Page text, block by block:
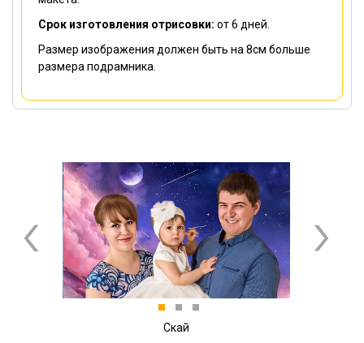
Срок изготовления отрисовки: от 6 дней.
Размер изображения должен быть на 8см больше
размера подрамника.
Previous Next
1 2
3
Скай